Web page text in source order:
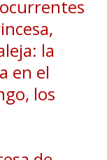
la
en el
los